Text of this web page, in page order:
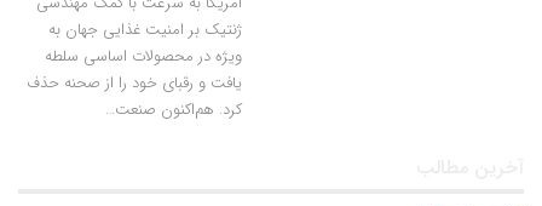
ژنتیک بر امنیت غذایی جهان به
ویژه در محصولات اساسی سلطه
یافت و رقبای خود را از صحنه حذف
کرد. هم‌اکنون صنعت…
آخرین مطالب